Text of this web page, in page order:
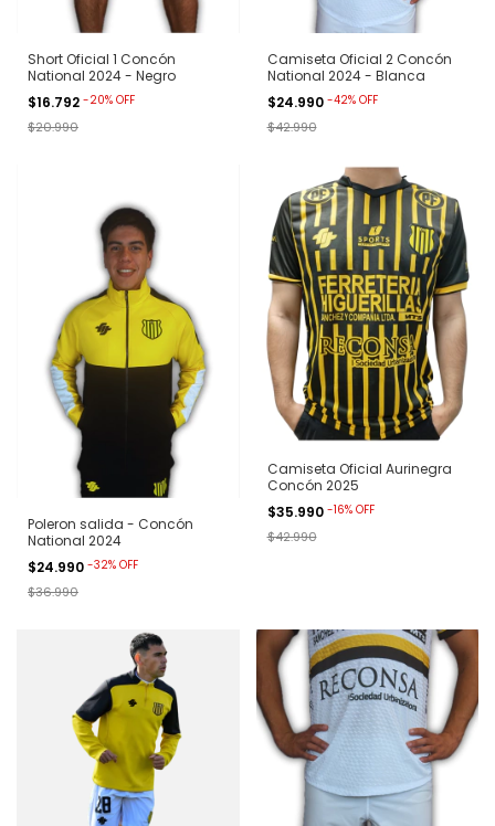
Short Oficial 1 Concón
National 2024 - Negro
$16.792 -20% OFF
$20.990
Camiseta Oficial 2 Concón
National 2024 - Blanca
$24.990 -42% OFF
$42.990
Poleron salida - Concón
National 2024
$24.990 -32% OFF
$36.990
Camiseta Oficial Aurinegra
Concón 2025
$35.990 -16% OFF
$42.990